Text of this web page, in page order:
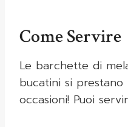
Come Servire
Le barchette di
bucatini si
occasioni! Puoi